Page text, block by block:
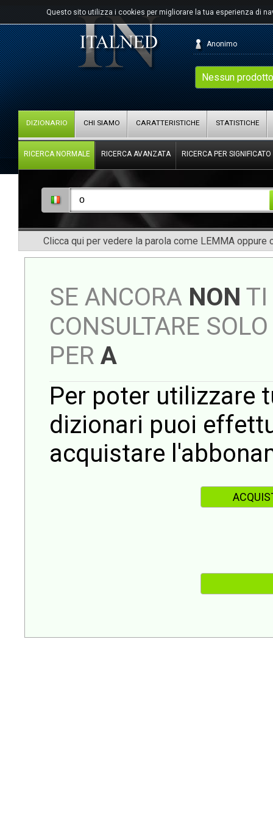
Questo sito utilizza i cookies per migliorare la tua esperienza di
Nessun
Anonimo
DIZIONARIO CHI SIAMO CARATTERISTICHE STATISTICHE
RICERCA NORMALE RICERCA AVANZATA RICERCA PER SIGNIFICATO
Clicca qui per vedere la parola come LEMMA oppure
SE ANCORA NON TI
CONSULTARE
PER A
Per poter utilizzare
dizionari puoi
acquistare